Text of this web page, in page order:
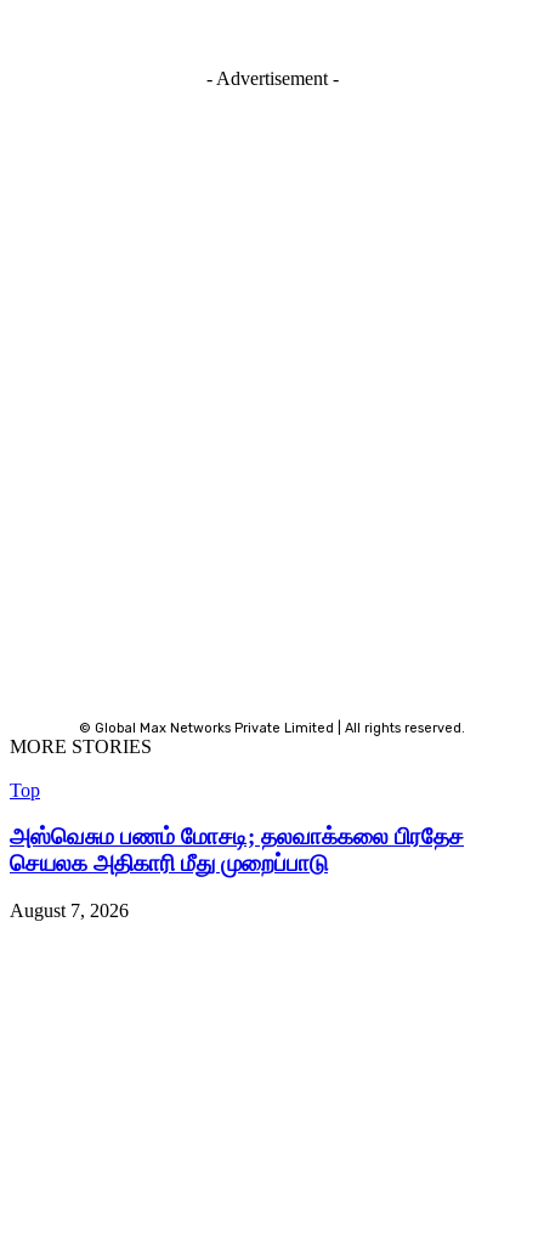
- Advertisement -
© Global Max Networks Private Limited | All rights reserved.
MORE STORIES
Top
அஸ்வெசும பணம் மோசடி; தலவாக்கலை பிரதேச
செயலக அதிகாரி மீது முறைப்பாடு
August 7, 2026